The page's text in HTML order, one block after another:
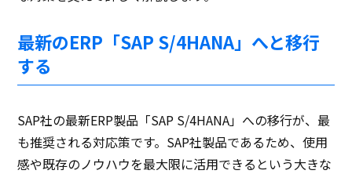
最新のERP「SAP S/4HANA」へと移行
する
SAP社の最新ERP製品「SAP S/4HANA」への移行が、最
も推奨される対応策です。SAP社製品であるため、使用
感や既存のノウハウを最大限に活用できるという大きな